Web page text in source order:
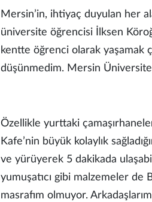
Mersin’in, ihtiyaç duyulan her
üniversite öğrencisi İlksen
kentte öğrenci olarak yaşamak
düşünmedim. Mersin
Özellikle yurttaki
Kafe’nin büyük kolaylık
ve yürüyerek 5 dakikada
yumuşatıcı gibi malzemeler de
masrafım olmuyor.